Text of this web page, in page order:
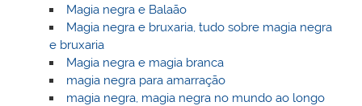
Magia negra e Balaão
Magia negra e bruxaria, tudo sobre magia negra
e bruxaria
Magia negra e magia branca
magia negra para amarração
magia negra, magia negra no mundo ao longo